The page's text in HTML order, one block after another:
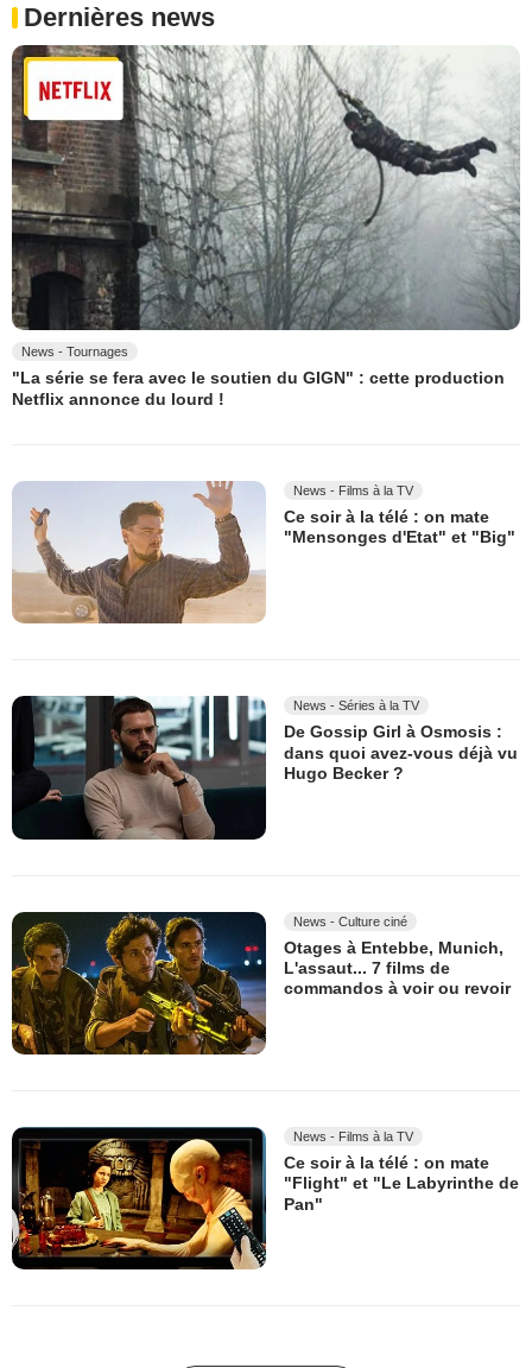
Dernières news
News - Tournages
"La série se fera avec le soutien du GIGN" : cette production
Netflix annonce du lourd !
News - Films à la TV
Ce soir à la télé : on mate
"Mensonges d'Etat" et "Big"
News - Séries à la TV
De Gossip Girl à Osmosis :
dans quoi avez-vous déjà vu
Hugo Becker ?
News - Culture ciné
Otages à Entebbe, Munich,
L'assaut... 7 films de
commandos à voir ou revoir
News - Films à la TV
Ce soir à la télé : on mate
"Flight" et "Le Labyrinthe de
Pan"